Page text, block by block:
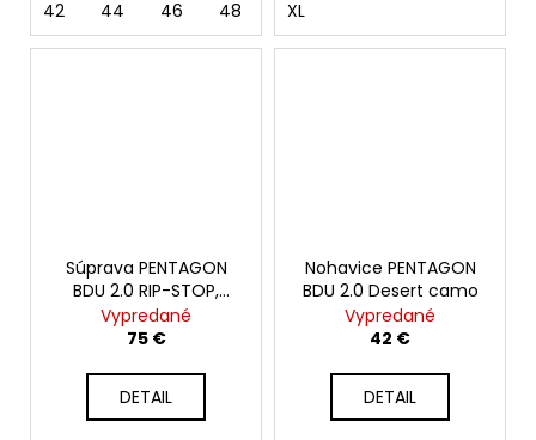
42 44 46 48 50
XL
Súprava PENTAGON
BDU 2.0 RIP-STOP,
CAMO
Vypredané
75 €
DETAIL
Nohavice PENTAGON
BDU 2.0 Desert camo
Vypredané
42 €
DETAIL